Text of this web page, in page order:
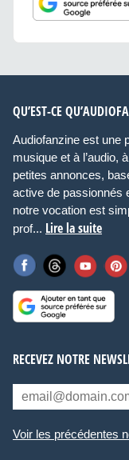
QU’EST-CE
Audiofanzine est une
musique et à l’audio,
petites annonces,
active de passionnés
notre vocation est
prof... Lire la suite
RECEVEZ NOTRE
Voir les précédentes